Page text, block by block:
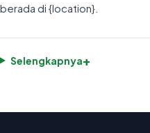
berada di {location}.
Selengkapnya+